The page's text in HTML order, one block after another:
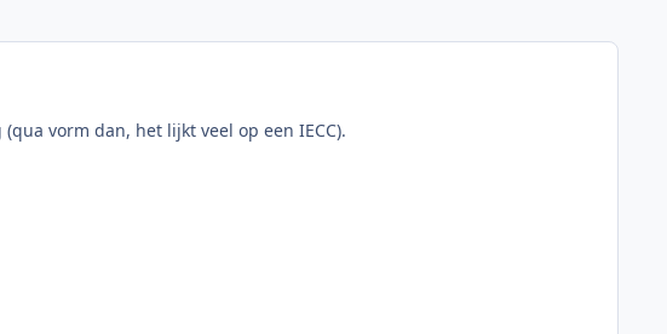
vorm dan, het lijkt veel op een IECC).